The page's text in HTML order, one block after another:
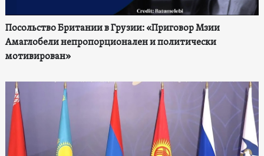
Посольство Британии в Грузии: «Приговор Мзии
Амаглобели непропорционален и политически
мотивирован»